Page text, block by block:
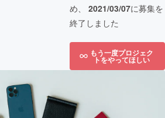
め、 2021/03/07に募集を
終了しました
もう一度プロジェク
トをやってほしい